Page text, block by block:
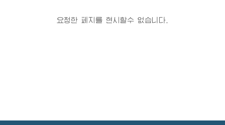
요청한 페지를 현시할수 없습니다.